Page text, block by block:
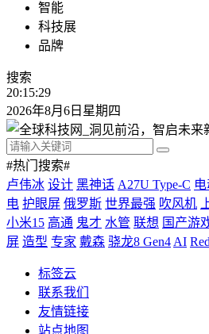
智能
科技展
品牌
搜索
20:15:30
2026年8月6日星期四
#热门搜索#
卢伟冰 设计 黑神话 A27U Type-C
电 护眼屏 俄罗斯 世界最强 吹风机
小米15 高通 鬼才 水管 联想 国产游
屏 造型 专家 戴森 骁龙8 Gen4AI
标签云
联系我们
友情链接
站点地图